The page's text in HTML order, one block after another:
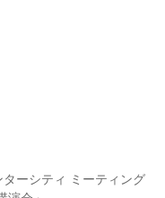
ーシティ ミーティング